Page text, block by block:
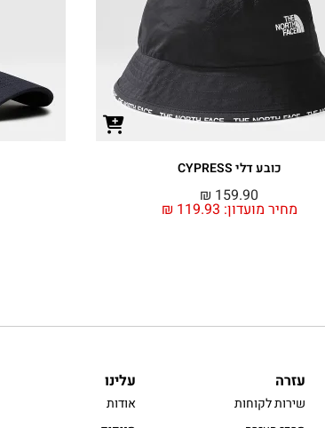
כובע דלי CYPRESS
מחיר מועדון: ₪ 119.93
₪ 159.90
עזרה
שירות לקוחות
עלינו
אודות